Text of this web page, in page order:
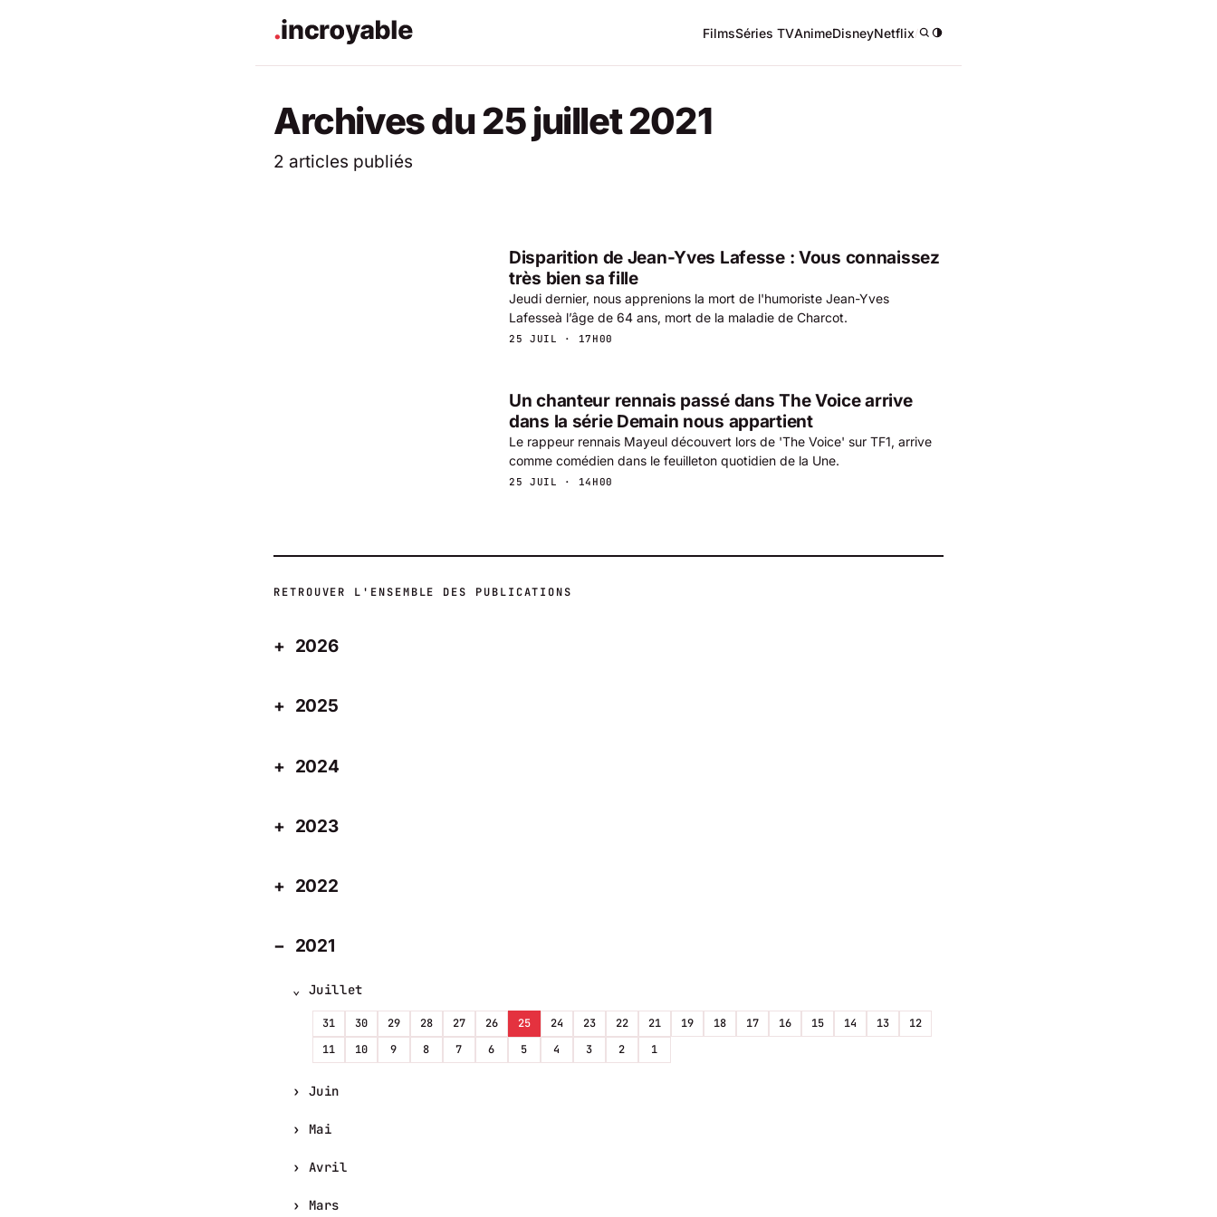
FilmsSéries TVAnimeDisneyNetflix/
Archives du 25 juillet 2021
2 articles publiés
Disparition de Jean-Yves Lafesse : Vous connaissez
très bien sa fille
Jeudi dernier, nous apprenions la mort de l'humoriste Jean-Yves
Lafesseà l’âge de 64 ans, mort de la maladie de Charcot.
25 JUIL · 17H00
Un chanteur rennais passé dans The Voice arrive
dans la série Demain nous appartient
Le rappeur rennais Mayeul découvert lors de 'The Voice' sur TF1, arrive
comme comédien dans le feuilleton quotidien de la Une.
25 JUIL · 14H00
RETROUVER L'ENSEMBLE DES PUBLICATIONS
2026
2025
2024
2023
2022
2021
Juillet
31 30 29 28 27 26 25 24 23 22 21 19 18 17 16 15 14 13
12
11
10 9 8 7 6 5 4 3 2 1
Juin
Mai
Avril
Mars